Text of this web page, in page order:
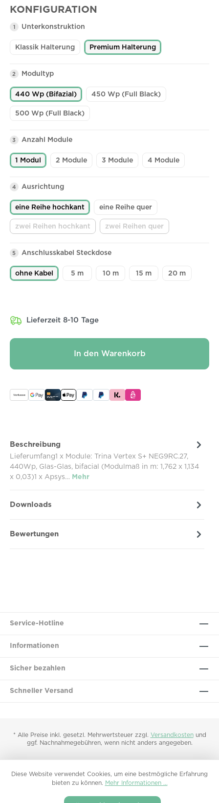
KONFIGURATION
1 Unterkonstruktion
Klassik Halterung Premium Halterung
2 Modultyp
440 Wp (Bifazial) 450 Wp (Full Black)
500 Wp (Full Black)
3 Anzahl Module
1 Modul 2 Module 3 Module 4 Module
4 Ausrichtung
eine Reihe hochkant eine Reihe quer
zwei Reihen hochkant
(Diese Option ist zurzeit nicht verfügbar.)
zwei Reihen quer
(Diese Option ist zurzeit
5 Anschlusskabel Steckdose
ohne Kabel 5 m 10 m 15 m 20 m
Lieferzeit 8-10 Tage
In den Warenkorb
Beschreibung
Lieferumfang1 x Module: Trina Vertex S+ NEG9RC.27,
440Wp, Glas-Glas, bifacial (Modulmaß in m: 1,762 x 1,134
x 0,03)1 x Apsys… Mehr
Downloads
Bewertungen
Service-Hotline
Informationen
Sicher bezahlen
Schneller Versand
* Alle Preise inkl. gesetzl. Mehrwertsteuer zzgl. Versandkostenund
ggf. Nachnahmegebühren, wenn nicht anders angegeben.
Diese Website verwendet Cookies, um eine bestmögliche Erfahrung
bieten zu können. Mehr Informationen ...